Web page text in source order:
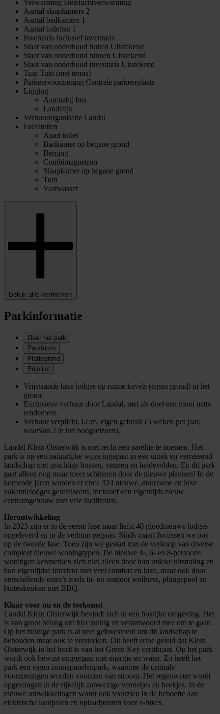
Verwarming Heteluchtverwarming
Aantal slaapkamers 2
Aantal badkamers 1
Aantal toiletten 1
Inventaris Inclusief inventaris
Staat van onderhoud buiten Uitstekend
Staat van onderhoud binnen Uitstekend
Staat van onderhoud inventaris Uitstekend
Tuin Tuin (met terras)
Parkeervoorziening Centrale parkeerplaats
Ligging
Aan/nabij bos
Landelijk
Verhuurorganisatie Landal
Faciliteiten
Apart toilet
Badkamer op begane grond
Berging
Combimagnetron
Slaapkamer op begane grond
Tuin
Vaatwasser
Bekijk alle kenmerken
Parkinformatie
Over het park
Parkfoto's
Plattegrond
Prijslijst
Vrijstaande luxe lodges op ruime kavels (eigen grond) in het
groen.
Exclusieve verhuur door Landal, met als doel een mooi netto
rendement.
Verhuur verplicht, i.c.m. eigen gebruik (5 weken per jaar,
waarvan 2 in het hoogseizoen).
Landal Klein Oisterwijk is met recht een pareltje te noemen. Het
park is op een natuurlijke wijze ingepast in een uniek en verrassend
landschap met prachtige bossen, vennen en heidevelden. En dit park
gaat alleen nog maar meer schitteren door de nieuwe plannen! In de
komende jaren worden er circa 324 nieuwe, duurzame en luxe
vakantielodges gerealiseerd, inclusief een eigentijds nieuw
centrumgebouw met vele faciliteiten.
Herontwikkeling
In 2023 zijn er in de eerste fase maar liefst 40 gloednieuwe lodges
opgeleverd en in de verhuur gegaan. Sinds maart focussen we ons
op de tweede fase. Toen zijn we gestart met de verkoop van diverse
compleet nieuwe woningtypen. De nieuwe 4-, 6- en 8-persoons
woningen kenmerken zich niet alleen door hun unieke uitstraling en
hun eigentijdse interieur met veel comfort en luxe, maar ook door
verschillende extra’s zoals in- en outdoor wellness, plungepool en
buitenkeuken met BBQ.
Klaar voor nu en de toekomst
Landal Klein Oisterwijk bevindt zich in een bosrijke omgeving. Het
is van groot belang om hier zuinig en verantwoord mee om te gaan.
Op het huidige park is al veel geïnvesteerd om dit landschap te
behouden maar ook te versterken. Dit heeft ertoe geleid dat Klein
Oisterwijk in het bezit is van het Green Key certificaat. Op het park
wordt ook bewust omgegaan met energie en water. Zo heeft het
park een eigen zonnepanelenpark, waarmee de centrale
voorzieningen worden voorzien van stroom. Het regenwater wordt
opgevangen in de rijkelijk aanwezige vennetjes en beekjes. In de
nieuwe ontwikkelingen wordt ook voorzien in de behoefte aan
elektrische laadpalen en oplaadpunten voor e-bikes.